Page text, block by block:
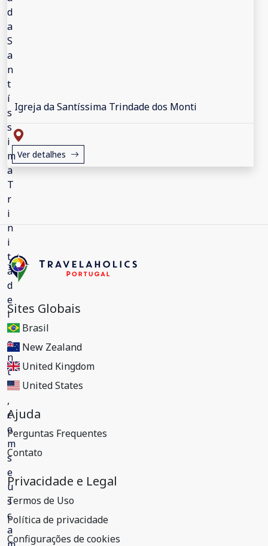
Igreja da Santíssima Trindade dos Monti
Ver detalhes
Sites Globais
Brasil
New Zealand
United Kingdom
United States
Ajuda
Perguntas Frequentes
Contato
Privacidade e Legal
Termos de Uso
Política de privacidade
Configurações de cookies